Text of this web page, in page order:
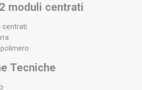
moduli centrati
centrati
Tecniche